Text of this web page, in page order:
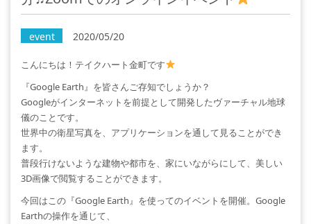
event 2020/05/20
こんにちは！テイクハート金町です
『Google Earth』を皆さんご存知でしょうか？
Googleがインターネットを前提として開発したヴァーチャル地球
儀のことです。
世界中の衛星写真を、アプリケーションを通して見ることができ
ます。
普段行けないような建物や都市を、家にいながらにして、美しい
3D画像で閲覧することができます。
今回はこの『Google Earth』を使ってのイベントを開催。Google
Earthの操作を通じて、